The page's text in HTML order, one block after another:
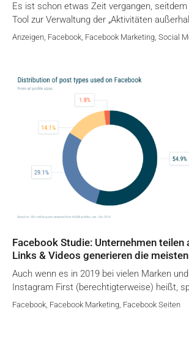
Es ist schon etwas Zeit vergangen,
Tool zur Verwaltung der „Aktivitäten
Anzeigen, Facebook, Facebook Marketing, Social
Facebook Studie: Unternehmen teilen
Links & Videos generieren die
Auch wenn es in 2019 bei vielen Marken
Instagram First (berechtigterweise) heißt,
Facebook, Facebook Marketing, Facebook Seiten